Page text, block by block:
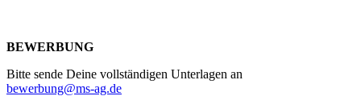
BEWERBUNG
Bitte sende Deine vollständigen Unterlagen an
bewerbung@ms-ag.de